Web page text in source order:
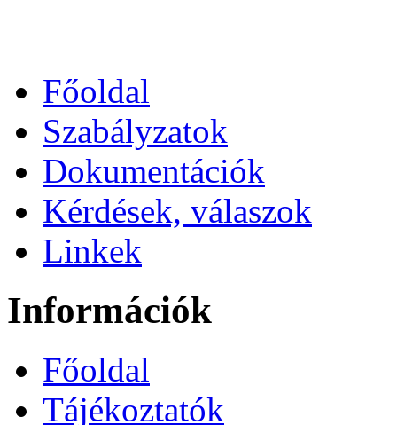
Főoldal
Szabályzatok
Dokumentációk
Kérdések, válaszok
Linkek
Információk
Főoldal
Tájékoztatók